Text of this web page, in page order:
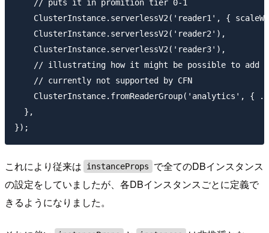
    // puts it in promition tier 0-1
ClusterInstance.serverlessV2('reader1', {
    ClusterInstance.serverlessV2('reader2'),
    ClusterInstance.serverlessV2('reader3'),
// illustrating how it might be possible to add
    // currently not supported by CFN
ClusterInstance.fromReaderGroup('analytics', {
  },
これにより従来は instanceProps
で全てのDBインスタンス
の設定をしていましたが、各DBインスタンスごとに定義で
きるようになりました。